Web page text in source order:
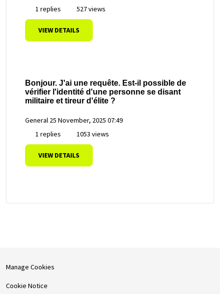
1 replies
527 views
VIEW DETAILS
Bonjour. J'ai une requête. Est-il possible de
vérifier l'identité d'une personne se disant
militaire et tireur d'élite ?
General 25 November, 2025 07:49
1 replies
1053 views
VIEW DETAILS
Manage Cookies
Cookie Notice